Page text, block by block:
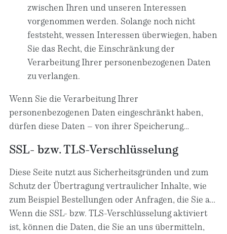
zwischen Ihren und unseren Interessen
vorgenommen werden. Solange noch nicht
feststeht, wessen Interessen überwiegen, haben
Sie das Recht, die Einschränkung der
Verarbeitung Ihrer personenbezogenen Daten
zu verlangen.
Wenn Sie die Verarbeitung Ihrer
personenbezogenen Daten eingeschränkt haben,
dürfen diese Daten – von ihrer Speicherung
Geltendmachung, Ausübung oder Verteidigung von
Rechtsansprüchen oder zum Schutz der Rechte
einer anderen natürlichen oder juristischen Person
oder aus Gründen eines wichtigen öffentlichen
Interesses der Europäischen Union oder eines
Mitgliedstaats verarbeitet werden.
SSL- bzw. TLS-Verschlüsselung
Diese Seite nutzt aus Sicherheitsgründen und zum
Schutz der Übertragung vertraulicher Inhalte, wie
zum Beispiel Bestellungen oder Anfragen, die Sie an
uns als Seitenbetreiber senden, eine SSL- bzw. TLS-
Verschlüsselung. Eine verschlüsselte Verbindung
Wenn die SSL- bzw. TLS-Verschlüsselung aktiviert
ist, können die Daten, die Sie an uns übermitteln,